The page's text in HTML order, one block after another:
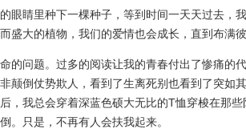
睛里种下一棵种子，等到时间一天天过去，我
盛大的植物，我们的爱情也会成长，直到布满彼
问题。过多的阅读让我的青春付出了惨痛的
颠倒仗势欺人，看到了生离死别也看到了突如
，我总会穿着深蓝色硕大无比的T恤穿梭在那
。只是，不再有人会扶我起来。